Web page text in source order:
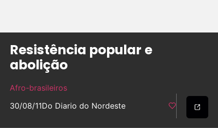
Resistência popular e
abolição
Afro-brasileiros
30/08/11Do Diario do Nordeste